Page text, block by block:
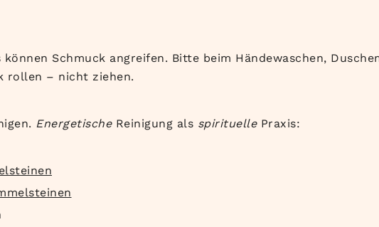
Schmuck angreifen. Bitte beim Händewaschen,
rollen – nicht ziehen.
EnergetischeReinigung als spirituellePraxis: